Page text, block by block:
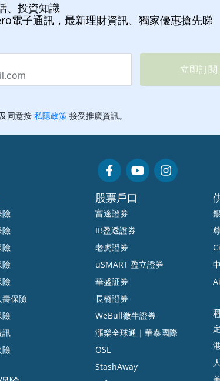
、投資知識
電子通訊，最新理財資訊、獨家優惠搶先睇
險
險
險
險
險
壽保險
險
訊
險
股票戶口
富途證券
IB盈透證券
老虎證券
uSMART 盈立證券
華盛証券
長橋證券
WeBull微牛證券
漲樂全球通｜華泰國際
OSL
StashAway